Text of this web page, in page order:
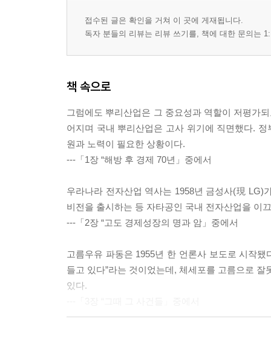
접수된 글은 확인을 거쳐 이 곳에 게재됩니다.
독자 분들의 리뷰는 리뷰 쓰기를, 책에 대한 문의는
책 속으로
그럼에도 뿌리산업은 그 중요성과 역할이 저평가
어지며 국내 뿌리산업은 고사 위기에 직면했다.
원과 노력이 필요한 상황이다.
---「1장 “해방 후 경제 70년」중에서
우라나라 전자산업 역사는 1958년 금성사(現 LG)
비전을 출시하는 등 자타공인 국내 전자산업을 이
---「2장 “고도 경제성장의 명과 암」중에서
고름우유 파동은 1955년 한 언론사 보도로 시작
들고 있다”라는 것이었는데, 체세포를 고름으로
있다.